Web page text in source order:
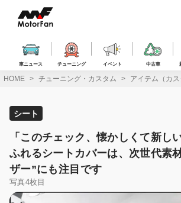
ス
車ニュース チューニング イベント 中古車
HOME チューニング・カスタム アイテム（カス
シート
「このチェック、懐かしくて新し
ふれるシートカバーは、次世代素
ザー”にも注目です
写真4枚目